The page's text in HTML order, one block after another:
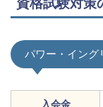
資格試験対策
パワー・イング
入会金